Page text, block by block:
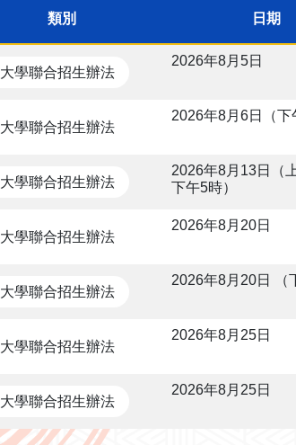
類別 日期
大學聯合招生辦法
2026年8月5日
大學聯合招生辦法
2026年8月6日（下
大學聯合招生辦法
2026年8月13日（
下午5時）
大學聯合招生辦法
2026年8月20日
大學聯合招生辦法
2026年8月20日 （
大學聯合招生辦法
2026年8月25日
大學聯合招生辦法
2026年8月25日